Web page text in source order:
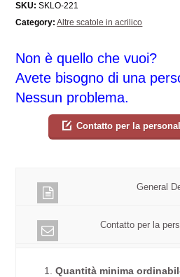
SKU: SKLO-221
Category: Altre scatole in acrilico
Non è quello che vuoi?
Avete bisogno di una
Nessun problema.
Contatto per la
General
Contatto per la
1.Quantità minima